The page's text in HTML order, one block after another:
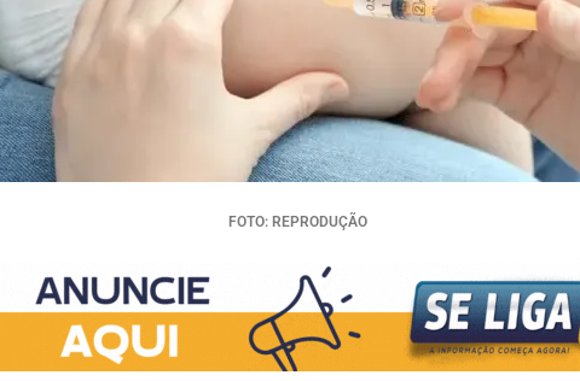
FOTO: REPRODUÇÃO